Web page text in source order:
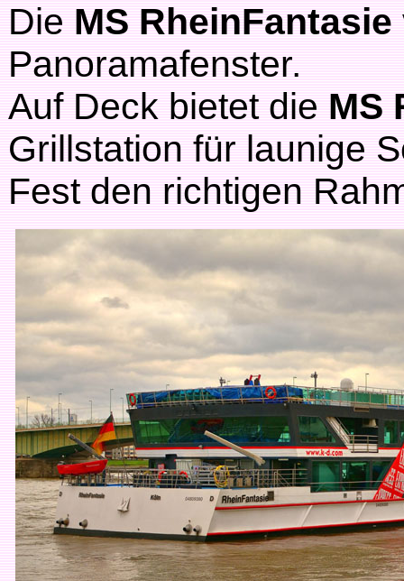
DieMS RheinFantasie
Panoramafenster.
Auf Deck bietet dieMS
Grillstation für launige
Fest den richtigen